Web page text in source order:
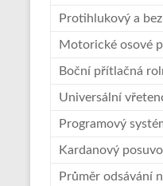
Protihlukový a
Motorické osové
Boční přítlačná
Universální
Programový
Kardanový
Průměr odsávání